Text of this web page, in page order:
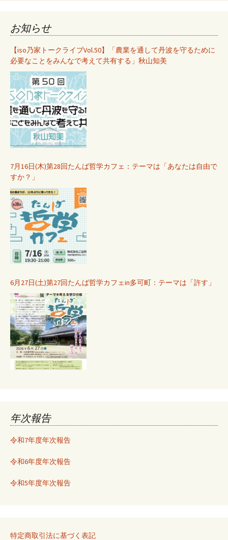
お知らせ
【iso乃家トークライブVol.50】「農業を通して丹波を守るために
必要なことをみんなで考えて共有する」秋山知美
7月16日(木)第28回たんば哲学カフェ：テーマは「あなたは自由で
すか？」
6月27日(土)第27回たんば哲学カフェin多可町：テーマは「許す」
年次報告
令和7年度年次報告
令和6年度年次報告
令和5年度年次報告
特定商取引法に基づく表記